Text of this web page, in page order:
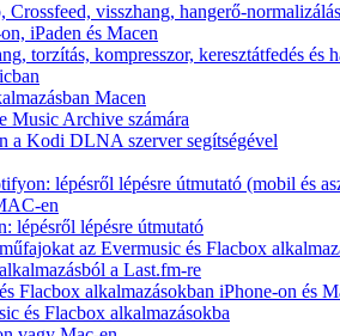
visszhang, hangerő-
iPaden és Macen
torzítás, kompresszor, keresztátfedés és
Macen
Music Archive számára
a Kodi DLNA szerver segítségével
lépésről lépésre útmutató (mobil és
en
lépésről lépésre útmutató
az Evermusic és Flacbox
a Last.fm-re
Flacbox alkalmazásokban iPhone-on és
és Flacbox alkalmazásokba